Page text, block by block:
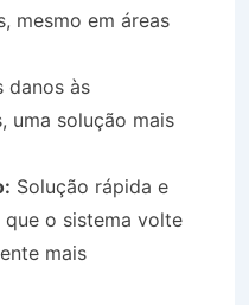
mesmo em áreas
danos às
uma solução mais
Solução rápida e
o sistema volte
mais